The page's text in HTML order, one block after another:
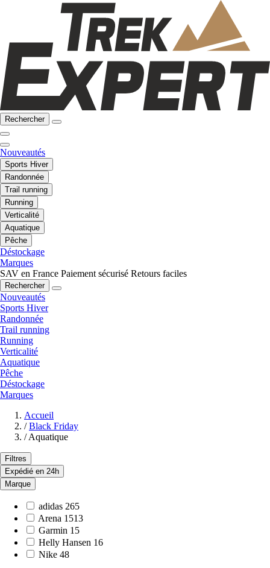
Rechercher
Nouveautés
Sports Hiver
Randonnée
Trail running
Running
Verticalité
Aquatique
Pêche
Déstockage
Marques
SAV en France Paiement sécurisé Retours faciles
Rechercher
Nouveautés
Sports Hiver
Randonnée
Trail running
Running
Verticalité
Aquatique
Pêche
Déstockage
Marques
Accueil
/ Black Friday
/ Aquatique
Filtres
Expédié en 24h
Marque
adidas 265
Arena 1513
Garmin 15
Helly Hansen 16
Nike 48